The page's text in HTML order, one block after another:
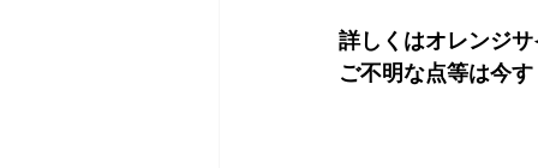
詳しくはオレンジ
ご不明な点等は今